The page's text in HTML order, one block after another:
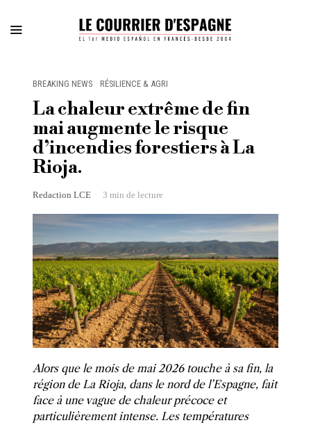
BREAKING NEWS · RÉSILIENCE & AGRI
La chaleur extrême de fin
mai augmente le risque
d’incendies forestiers à La
Rioja.
Redaction LCE 3 min de lecture
Alors que le mois de mai 2026 touche à sa fin, la
région de La Rioja, dans le nord de l’Espagne, fait
face à une vague de chaleur précoce et
particulièrement intense. Les températures